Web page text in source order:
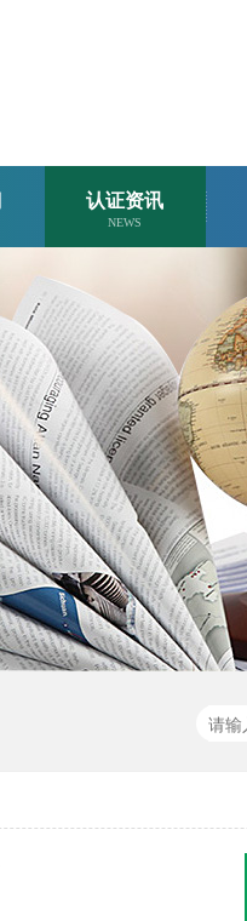
认证资讯
NEWS